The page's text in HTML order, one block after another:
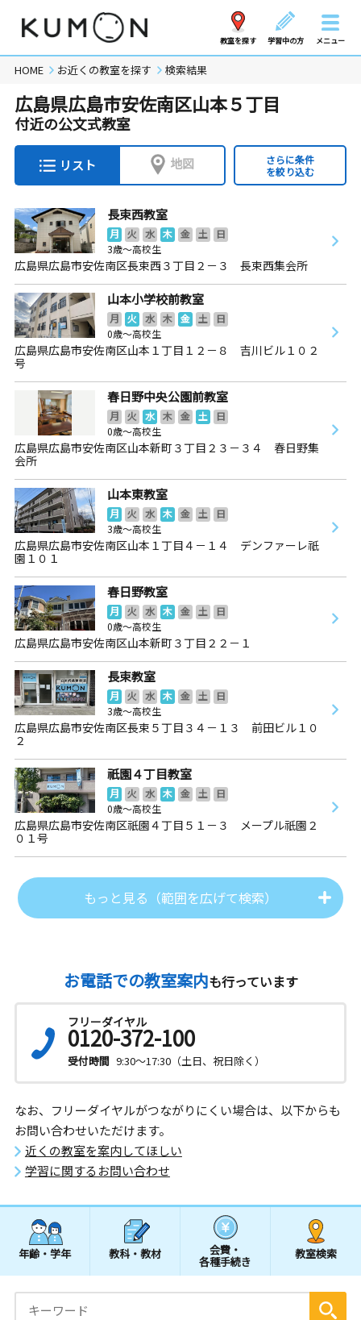
教室を探す 学習中の方 メニュー
HOME お近くの教室を探す 検索結果
広島県広島市安佐南区山本５丁目
付近の公文式教室
リスト 地図
さらに条件
を絞り込む
長束西教室
月 火 水 木 金 土
日
3歳～高校生
広島県広島市安佐南区長束西３丁目２－３ 長束西集会所
山本小学校前教室
月 火 水 木 金 土
日
0歳～高校生
広島県広島市安佐南区山本１丁目１２－８ 吉川ビル１０２
号
春日野中央公園前教室
月 火 水 木 金 土
日
0歳～高校生
広島県広島市安佐南区山本新町３丁目２３－３４ 春日野集
会所
山本東教室
月 火 水 木 金 土
日
3歳～高校生
広島県広島市安佐南区山本１丁目４－１４ デンファーレ祇
園１０１
春日野教室
月 火 水 木 金 土
日
0歳～高校生
広島県広島市安佐南区山本新町３丁目２２－１
長束教室
月 火 水 木 金 土
日
3歳～高校生
広島県広島市安佐南区長束５丁目３４－１３ 前田ビル１０
２
祇園４丁目教室
月 火 水 木 金 土
日
0歳～高校生
広島県広島市安佐南区祇園４丁目５１－３ メープル祇園２
０１号
もっと見る（範囲を広げて検索）
お電話での教室案内も行っています
フリーダイヤル
0120-372-100
受付時間 9:30～17:30（土日、祝日除く）
なお、フリーダイヤルがつながりにくい場合は、以下からも
お問い合わせいただけます。
近くの教室を案内してほしい
学習に関するお問い合わせ
年齢・学年 教科・教材 会費・
各種手続き
教室検索